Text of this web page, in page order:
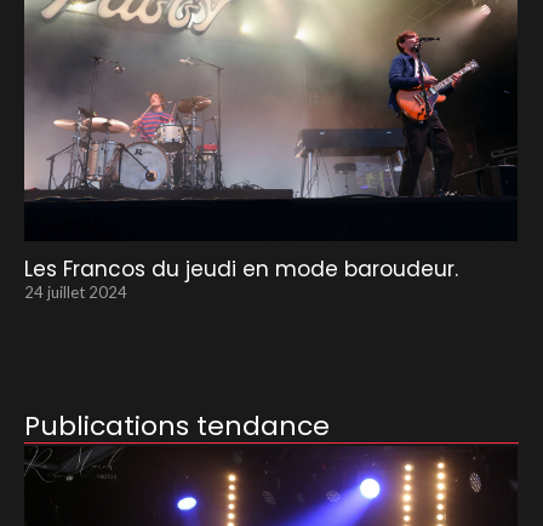
Les Francos du jeudi en mode baroudeur.
24 juillet 2024
Publications tendance